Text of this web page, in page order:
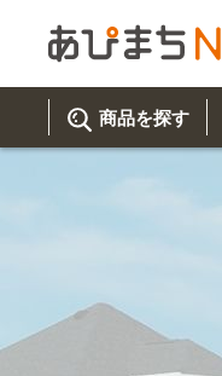
商品を探す